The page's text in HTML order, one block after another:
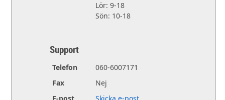
Lör: 9-18
Sön: 10-18
Support
Telefon
060-6007171
Fax
Nej